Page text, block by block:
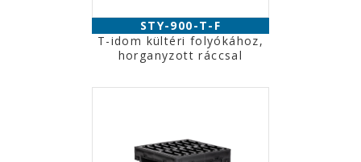
STY-900-T-F
T-idom kültéri folyókához,
horganyzott ráccsal